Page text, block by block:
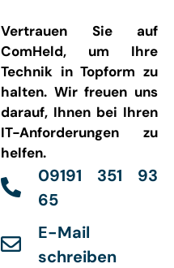
Vertrauen Sie auf
ComHeld, um Ihre
Technik in Topform zu
halten. Wir freuen uns
darauf, Ihnen bei Ihren
IT-Anforderungen zu
helfen.
09191 351 93
65
E-Mail
schreiben